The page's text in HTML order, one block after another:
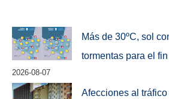
Más de 30ºC, sol
tormentas para el
2026-08-07
Afecciones al